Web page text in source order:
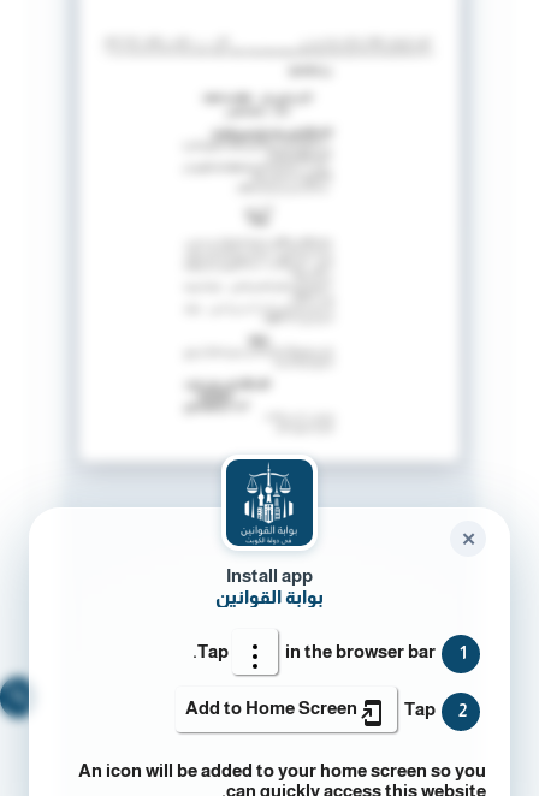
Install app
بوابة القوانين
1
Tap in the browser bar.
2
Tap
Add to Home Screen
An icon will be added to your home screen so you
can quickly access this website.
✕